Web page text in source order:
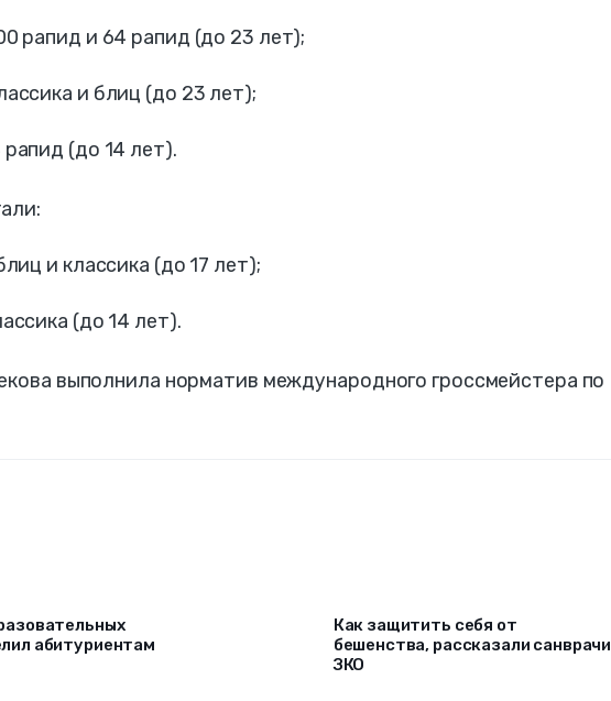
рапид и 64 рапид (до 23 лет);
и блиц (до 23 лет);
(до 14 лет).
и классика (до 17 лет);
(до 14 лет).
выполнила норматив международного гроссмейстера по
абитуриентам
Как защитить себя от
бешенства, рассказали санврачи
ЗКО